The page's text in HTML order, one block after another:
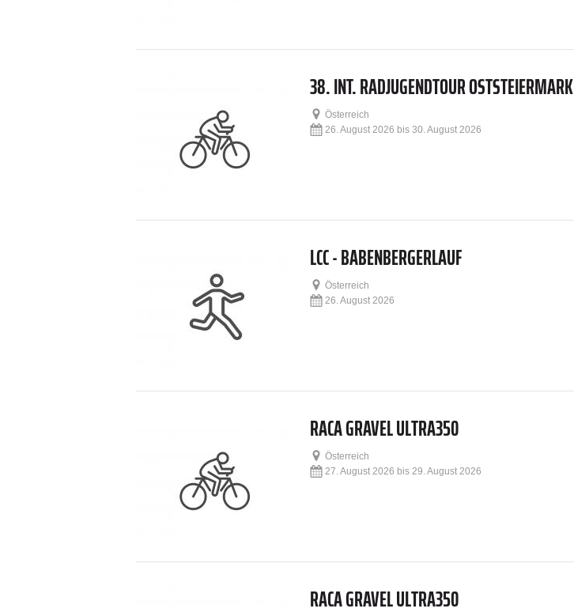
38. INT. RADJUGENDTOUR OSTSTEIERMARK
Österreich
26. August 2026 bis 30. August 2026
LCC - BABENBERGERLAUF
Österreich
26. August 2026
RACA GRAVEL ULTRA350
Österreich
27. August 2026 bis 29. August 2026
RACA GRAVEL ULTRA350